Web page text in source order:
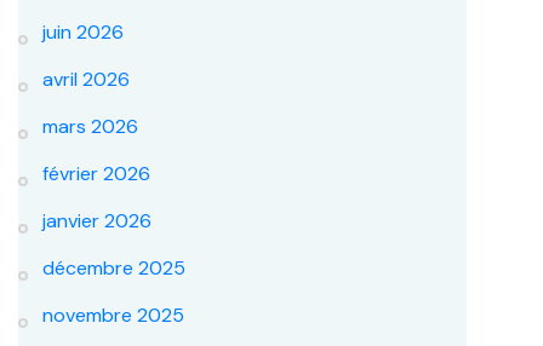
juin 2026
avril 2026
mars 2026
février 2026
janvier 2026
décembre 2025
novembre 2025